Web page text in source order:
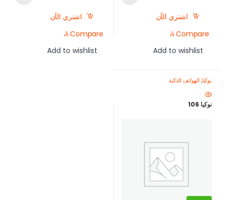
اشتري الآن
Compare
Add to wishlist
اشتري الآن
Compare
Add to wishlist
نوكيا, الهواتف الذكية
نوكيا 106